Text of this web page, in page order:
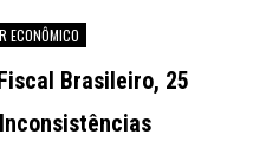
ECONÔMICO
Brasileiro, 25